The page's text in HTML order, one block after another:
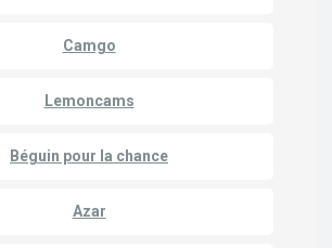
Camgo
Lemoncams
Béguin pour la chance
Azar